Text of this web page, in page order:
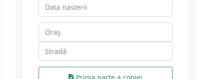
Prima parte a copiei